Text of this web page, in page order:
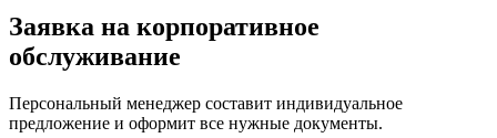
Заявка на корпоративное
обслуживание
Персональный менеджер составит индивидуальное
предложение и оформит все нужные документы.